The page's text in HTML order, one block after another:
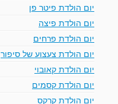
יום הולדת פיטר פן
יום הולדת פיצה
יום הולדת פרחים
יום הולדת צעצוע של סיפור
יום הולדת קאובוי
יום הולדת קסמים
יום הולדת קרקס